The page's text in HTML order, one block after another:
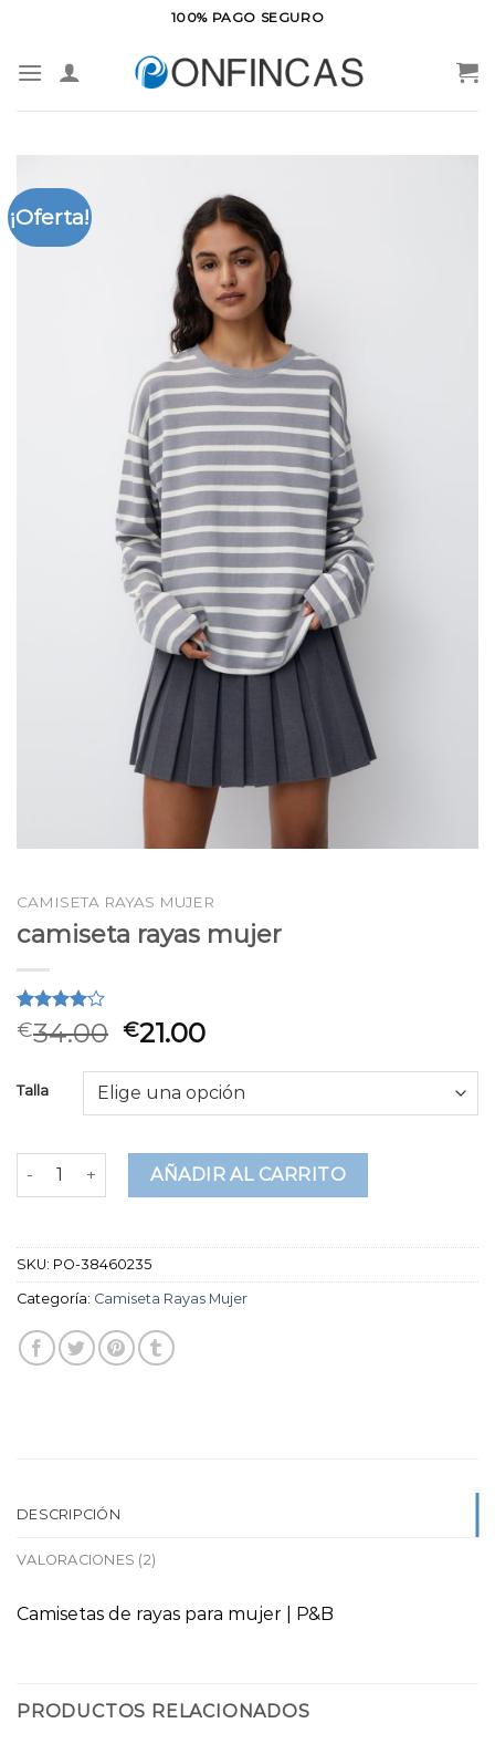
contenido
100% PAGO SEGURO
¡Oferta!
CAMISETA RAYAS MUJER
camiseta rayas mujer
Valorado
4.00
en
2
puntuaciones
€34.00 €21.00
Talla
camiseta rayas mujer cantidadAÑADIR AL CARRITO
SKU: PO-38460235
Categoría: Camiseta Rayas Mujer
DESCRIPCIÓN
VALORACIONES (2)
Camisetas de rayas para mujer | P&B
PRODUCTOS RELACIONADOS